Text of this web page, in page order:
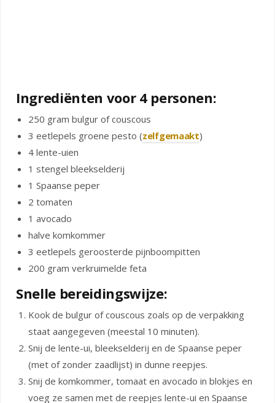
Ingrediënten voor 4 personen:
250 gram bulgur of couscous
3 eetlepels groene pesto (zelfgemaakt)
4 lente-uien
1 stengel bleekselderij
1 Spaanse peper
2 tomaten
1 avocado
halve komkommer
3 eetlepels geroosterde pijnboompitten
200 gram verkruimelde feta
Snelle bereidingswijze:
Kook de bulgur of couscous zoals op de verpakking
staat aangegeven (meestal 10 minuten).
Snij de lente-ui, bleekselderij en de Spaanse peper
(met of zonder zaadlijst) in dunne reepjes.
Snij de komkommer, tomaat en avocado in blokjes en
voeg ze samen met de reepjes lente-ui en Spaanse